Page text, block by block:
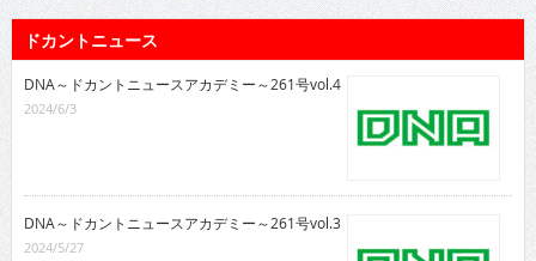
ドカントニュース
DNA～ドカントニュースアカデミー～261号vol.4
2024/6/3
DNA～ドカントニュースアカデミー～261号vol.3
2024/5/27